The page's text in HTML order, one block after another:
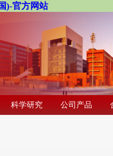
)-官方网站
科学研究 公司产品